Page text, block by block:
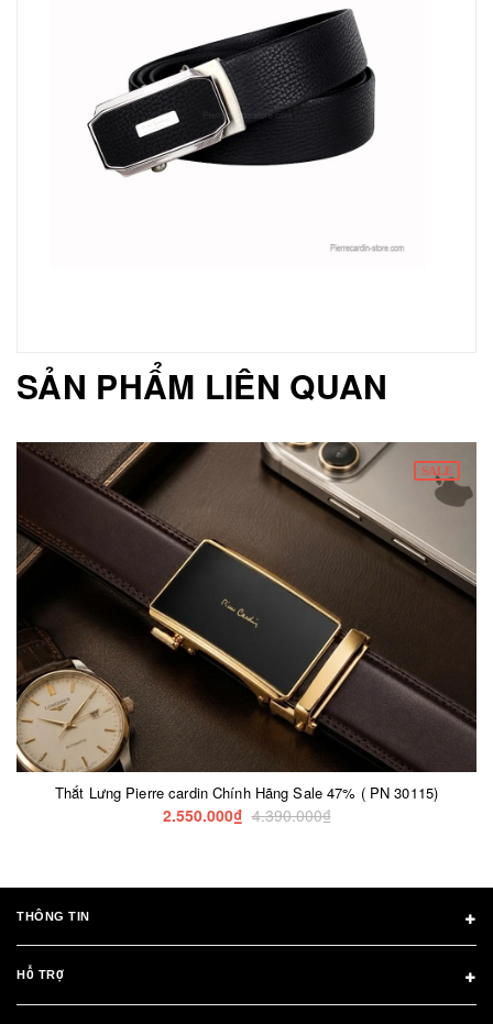
SẢN PHẨM LIÊN QUAN
SALE
Thắt Lưng Pierre cardin Chính Hãng Sale 47% ( PN 30115)
2.550.000₫ 4.390.000₫
THÔNG TIN
HỖ TRỢ